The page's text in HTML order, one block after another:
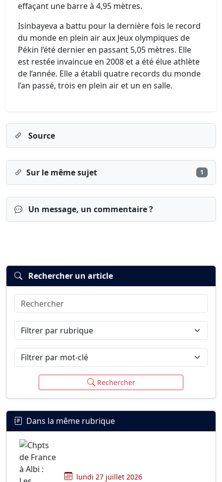
effaçant une barre à 4,95 mètres.
Isinbayeva a battu pour la dernière fois le record
du monde en plein air aux Jeux olympiques de
Pékin l’été dernier en passant 5,05 mètres. Elle
est restée invaincue en 2008 et a été élue athlète
de l’année. Elle a établi quatre records du monde
l’an passé, trois en plein air et un en salle.
Source
Sur le même sujet 1
Un message, un commentaire ?
Connexion
Rechercher un article
Rechercher
Filtrer par rubrique
Filtrer par mot-clé
Rechercher
Dans la même rubrique
lundi 27 juillet 2026